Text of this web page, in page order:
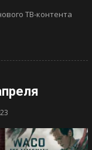
ТВ-контента